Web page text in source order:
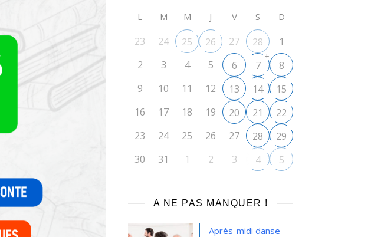
L M M J V S D
23 24 25 26 27 28
1
2
3 4 5 6 7
+
8
9
10 11 12 13 14
15
16
17 18 19 20 21
22
23
24 25 26 27 28
29
30
31 1 2 3 4 5
A NE PAS MANQUER !
Après-midi danse